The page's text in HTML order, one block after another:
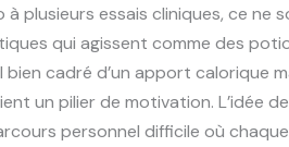
plusieurs essais cliniques, ce ne
qui agissent comme des
bien cadré d’un apport
un pilier de motivation. L’idée
personnel difficile où